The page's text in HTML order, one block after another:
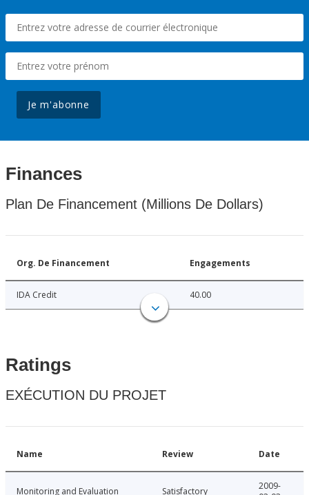
Je m'abonne
Finances
Plan De Financement (Millions De Dollars)
Org. De Financement Engagements
IDA Credit 40.00
Ratings
EXÉCUTION DU PROJET
Name Review Date
Monitoring and Evaluation Satisfactory
2009-